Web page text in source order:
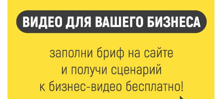
7 Авг 2026 15:37 159
Жителям Тверской области напомнили об
опасности домашних заготовок
7 Авг 2026 15:32 176
Золотой век “Горьковки”: как А. М. Кузнецова